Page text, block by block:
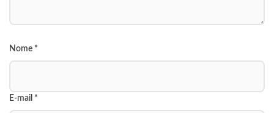
Nome *
E-mail *